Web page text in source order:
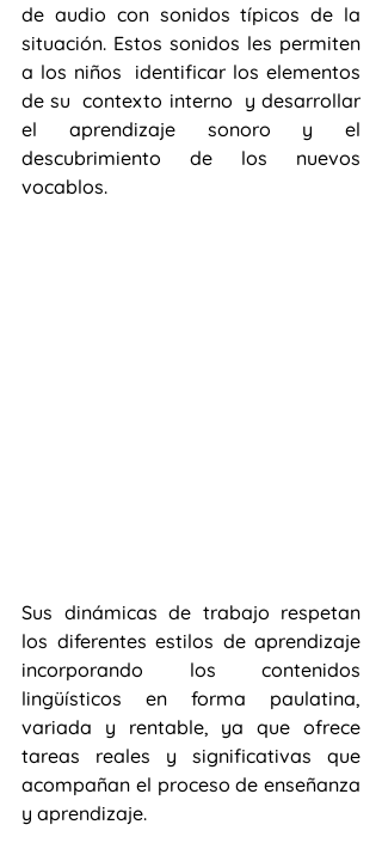
de audio con sonidos típicos de la
situación. Estos sonidos les permiten
a los niños  identificar los elementos
de su  contexto interno  y desarrollar
el aprendizaje sonoro y el
descubrimiento de los nuevos
vocablos.
Sus dinámicas de trabajo respetan
los diferentes estilos de aprendizaje
incorporando los contenidos
lingüísticos en forma paulatina,
variada y rentable, ya que ofrece
tareas reales y significativas que
acompañan el proceso de enseñanza
y aprendizaje.